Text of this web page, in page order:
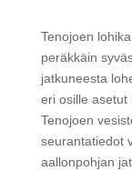
Tenojoen
peräkkäin
jatkuneesta
eri osille asetut
Tenojoen
seurantatiedot
aallonpohjan